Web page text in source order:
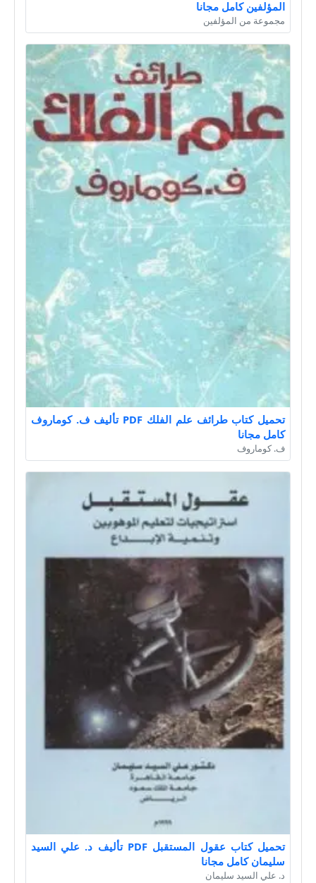
المؤلفين كامل مجانا
مجموعة من المؤلفين
تحميل كتاب طرائف علم الفلك PDF تأليف ف. كوماروف
كامل مجانا
ف. كوماروف
تحميل كتاب عقول المستقبل PDF تأليف د. علي السيد
سليمان كامل مجانا
د. علي السيد سليمان